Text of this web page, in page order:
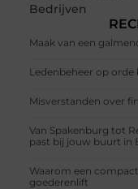
Bedrijven
Maak van een
Ledenbeheer op
Misverstanden over
Van Spakenburg tot
past bij jouw buurt in
Waarom een
goederenlift